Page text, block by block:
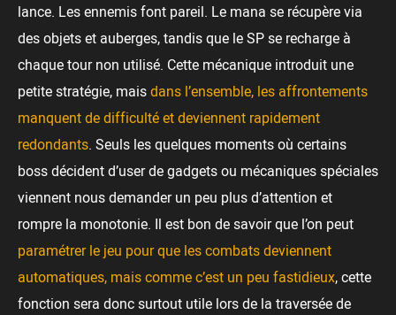
lance. Les ennemis font pareil. Le mana se récupère via
des objets et auberges, tandis que le SP se recharge à
chaque tour non utilisé. Cette mécanique introduit une
petite stratégie, maisdans l’ensemble, les affrontements
manquent de difficulté et deviennent rapidement
redondants. Seuls les quelques moments où certains
boss décident d’user de gadgets ou mécaniques spéciales
viennent nous demander un peu plus d’attention et
rompre la monotonie. Il est bon de savoir que l’on peut
paramétrer le jeu pour que les combats deviennent
automatiques, mais comme c’est un peu fastidieux, cette
fonction sera donc surtout utile lors de la traversée de